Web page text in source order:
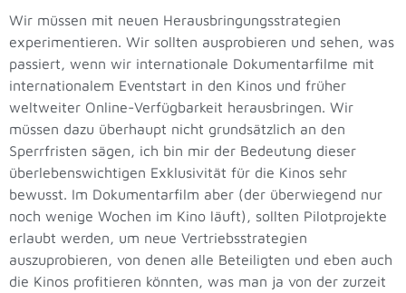
Wir müssen mit neuen Herausbringungsstrategien
experimentieren. Wir sollten ausprobieren und sehen, was
passiert, wenn wir internationale Dokumentarfilme mit
internationalem Eventstart in den Kinos und früher
weltweiter Online-Verfügbarkeit herausbringen. Wir
müssen dazu überhaupt nicht grundsätzlich an den
Sperrfristen sägen, ich bin mir der Bedeutung dieser
überlebenswichtigen Exklusivität für die Kinos sehr
bewusst. Im Dokumentarfilm aber (der überwiegend nur
noch wenige Wochen im Kino läuft), sollten Pilotprojekte
erlaubt werden, um neue Vertriebsstrategien
auszuprobieren, von denen alle Beteiligten und eben auch
die Kinos profitieren könnten, was man ja von der zurzeit